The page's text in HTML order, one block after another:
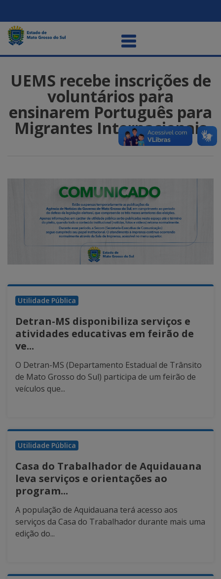
UEMS recebe inscrições de
voluntários para
ensinarem Português para
Migrantes Internacionais
Utilidade Pública
Detran-MS disponibiliza serviços e
atividades educativas em feirão de
ve...
O Detran-MS (Departamento Estadual de Trânsito
de Mato Grosso do Sul) participa de um feirão de
veículos que...
Utilidade Pública
Casa do Trabalhador de Aquidauana
leva serviços e orientações ao
program...
A população de Aquidauana terá acesso aos
serviços da Casa do Trabalhador durante mais uma
edição do...